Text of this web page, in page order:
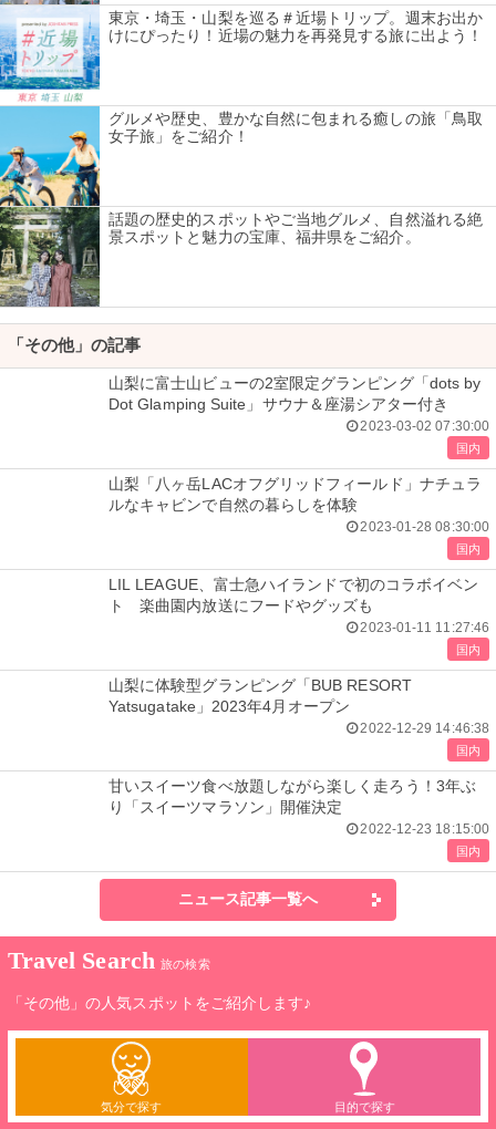
東京・埼玉・山梨を巡る＃近場トリップ。週末お出か
けにぴったり！近場の魅力を再発見する旅に出よう！
グルメや歴史、豊かな自然に包まれる癒しの旅「鳥取
女子旅」をご紹介！
話題の歴史的スポットやご当地グルメ、自然溢れる絶
景スポットと魅力の宝庫、福井県をご紹介。
「その他」の記事
山梨に富士山ビューの2室限定グランピング「dots by
Dot Glamping Suite」サウナ＆座湯シアター付き
2023-03-02 07:30:00
国内
山梨「八ヶ岳LACオフグリッドフィールド」ナチュラ
ルなキャビンで自然の暮らしを体験
2023-01-28 08:30:00
国内
LIL LEAGUE、富士急ハイランドで初のコラボイベン
ト 楽曲園内放送にフードやグッズも
2023-01-11 11:27:46
国内
山梨に体験型グランピング「BUB RESORT
Yatsugatake」2023年4月オープン
2022-12-29 14:46:38
国内
甘いスイーツ食べ放題しながら楽しく走ろう！3年ぶ
り「スイーツマラソン」開催決定
2022-12-23 18:15:00
国内
ニュース記事一覧へ
Travel Search 旅の検索
「その他」の人気スポットをご紹介します♪
気分で探す 目的で探す